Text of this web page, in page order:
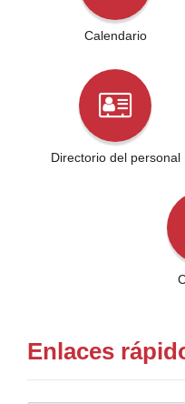
Calendario
Directorio del personal
Enlaces